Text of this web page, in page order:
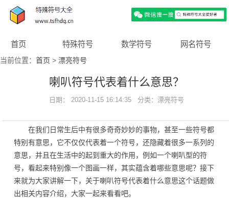
首页 特殊符号 数学符号 网名符号
当前位置： 首页 > 漂亮符号
喇叭符号代表着什么意思？
日期： 2020-11-15 16:14:35 分类：漂亮符号
在我们日常生后中有很多奇奇妙妙的事物，甚至一些符号都
特别有意思，它不仅仅代表着一个符号，还隐藏着很多一系列的
意思，并且在生活中的起到重大的作用，例如一个喇叭型的符
号，看起来特别像一个图画一样，其实蕴含着哪些意思呢？接下
来就为大家讲解一下，关于喇叭符号代表着什么意思这个话题做
出相关内容介绍，大家一起来看看吧。